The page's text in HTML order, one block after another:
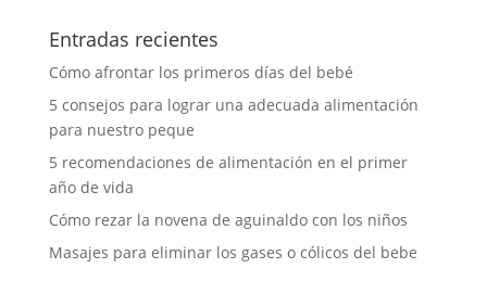
Entradas recientes
Cómo afrontar los primeros días del bebé
5 consejos para lograr una adecuada alimentación
para nuestro peque
5 recomendaciones de alimentación en el primer
año de vida
Cómo rezar la novena de aguinaldo con los niños
Masajes para eliminar los gases o cólicos del bebe